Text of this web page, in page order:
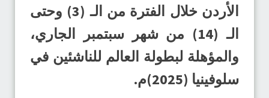
الأردن خلال الفترة من الـ (3) وحتى
الـ (14) من شهر سبتمبر الجاري،
والمؤهلة لبطولة العالم للناشئين في
سلوفينيا (2025)م.